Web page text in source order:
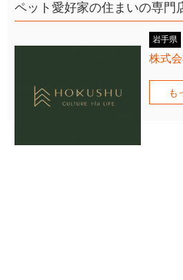
ペット愛好家の住まいの専門
岩手県
株式
も